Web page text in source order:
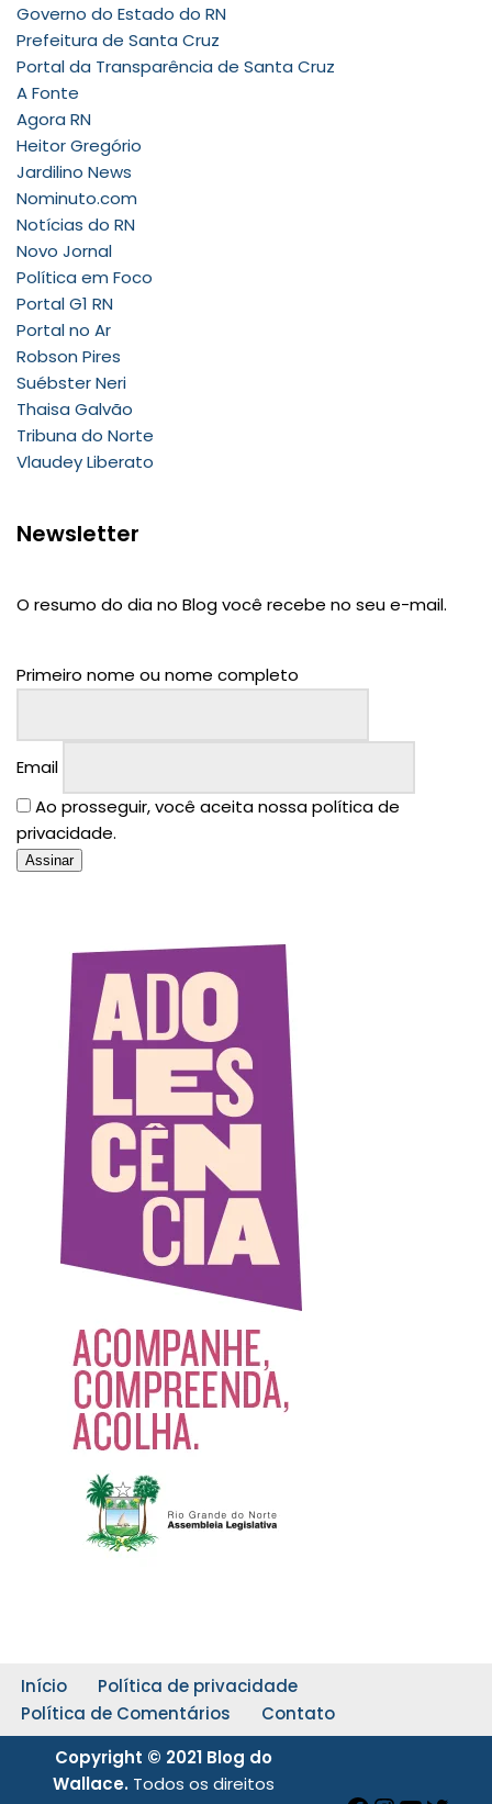
Governo do Estado do RN
Prefeitura de Santa Cruz
Portal da Transparência de Santa Cruz
A Fonte
Agora RN
Heitor Gregório
Jardilino News
Nominuto.com
Notícias do RN
Novo Jornal
Política em Foco
Portal G1 RN
Portal no Ar
Robson Pires
Suébster Neri
Thaisa Galvão
Tribuna do Norte
Vlaudey Liberato
Newsletter
O resumo do dia no Blog você recebe no seu e-mail.
Primeiro nome ou nome completo
Email
Ao prosseguir, você aceita nossa política de
privacidade.
Início
Política de privacidade
Política de Comentários
Contato
Copyright © 2021 Blog do
Wallace. Todos os direitos